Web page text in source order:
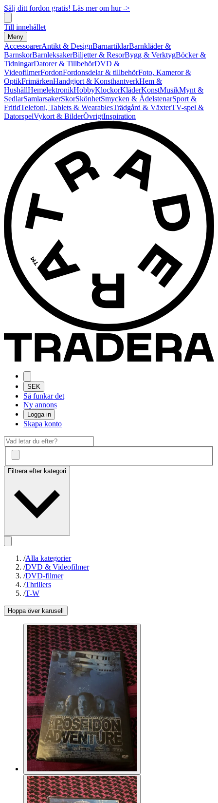
Sälj ditt fordon gratis! Läs mer om hur ->
Till innehållet
Meny
AccessoarerAntikt & DesignBarnartiklarBarnkläder &
BarnskorBarnleksakerBiljetter & ResorBygg & VerktygBöcker &
TidningarDatorer & TillbehörDVD &
VideofilmerFordonFordonsdelar & tillbehörFoto, Kameror &
OptikFrimärkenHandgjort & KonsthantverkHem &
HushållHemelektronikHobbyKlockorKläderKonstMusikMynt &
SedlarSamlarsakerSkorSkönhetSmycken & ÄdelstenarSport &
FritidTelefoni, Tablets & WearablesTrädgård & VäxterTV-spel &
DatorspelVykort & BilderÖvrigtInspiration
SEK
Så funkar det
Ny annons
Logga in
Skapa konto
Filtrera efter kategori
/Alla kategorier
/DVD & Videofilmer
/DVD-filmer
/Thrillers
/T-W
Hoppa över karusell